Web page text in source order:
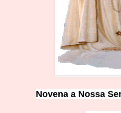
Novena a Nossa